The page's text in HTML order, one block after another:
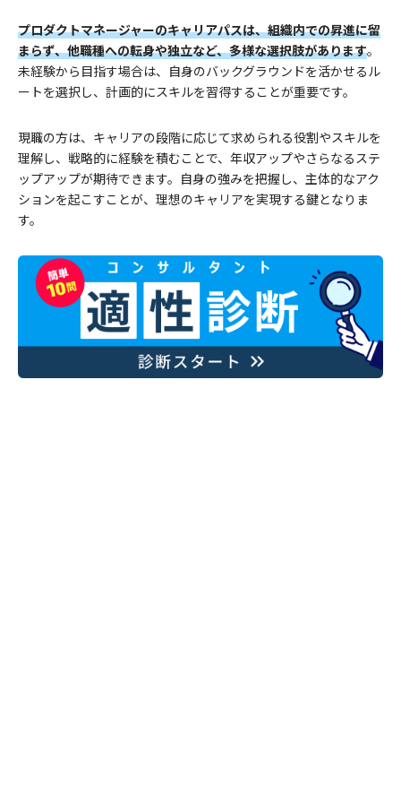
プロダクトマネージャーのキャリアパスは、組織内での昇進に留
まらず、他職種への転身や独立など、多様な選択肢があります。
未経験から目指す場合は、自身のバックグラウンドを活かせるル
ートを選択し、計画的にスキルを習得することが重要です。
現職の方は、キャリアの段階に応じて求められる役割やスキルを
理解し、戦略的に経験を積むことで、年収アップやさらなるステ
ップアップが期待できます。自身の強みを把握し、主体的なアク
ションを起こすことが、理想のキャリアを実現する鍵となりま
す。